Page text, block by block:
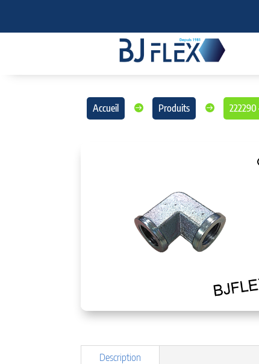
Accueil  Produits  222290
Description